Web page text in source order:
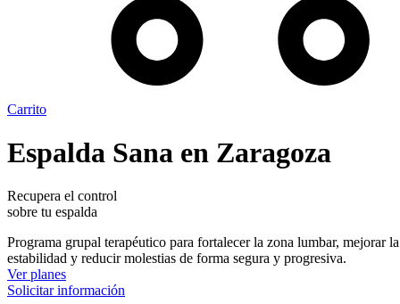
Carrito
Espalda Sana en Zaragoza
Recupera el control
sobre tu espalda
Programa grupal terapéutico para fortalecer la zona lumbar, mejorar la
estabilidad y reducir molestias de forma segura y progresiva.
Ver planes
Solicitar información